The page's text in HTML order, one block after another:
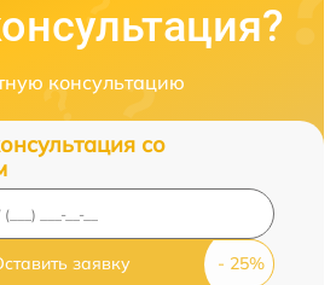
консультацию
со
заявку